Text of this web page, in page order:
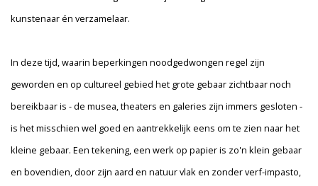
kunstenaar én verzamelaar.
In deze tijd, waarin beperkingen noodgedwongen regel zijn
geworden en op cultureel gebied het grote gebaar zichtbaar noch
bereikbaar is - de musea, theaters en galeries zijn immers gesloten -
is het misschien wel goed en aantrekkelijk eens om te zien naar het
kleine gebaar. Een tekening, een werk op papier is zo'n klein gebaar
en bovendien, door zijn aard en natuur vlak en zonder verf-impasto,